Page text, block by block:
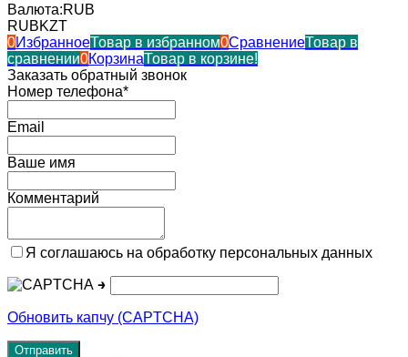
Валюта:RUB
RUBKZT
0ИзбранноеТовар в избранном0СравнениеТовар в
сравнении0КорзинаТовар в корзине!
Заказать обратный звонок
Номер телефона*
Email
Ваше имя
Комментарий
Я соглашаюсь на обработку персональных данных
→
Обновить капчу (CAPTCHA)